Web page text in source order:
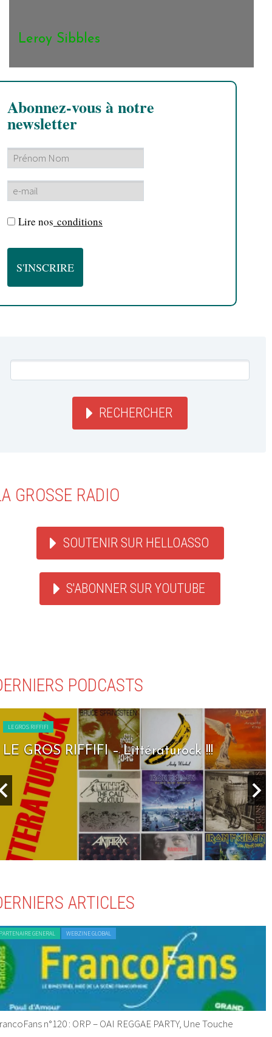
Leroy Sibbles
Abonnez-vous à notre
newsletter
Lire nos conditions
RECHERCHER
GROSSE RADIO
SOUTENIR SUR HELLOASSO
S'ABONNER SUR YOUTUBE
PODCASTS
LE GROS RIFFIFI
LE GROS RIFFIFI – Seven Days To Rock !!!
ARTICLES
GENERAL WEBZINE GLOBAL
n°120 : ORP – OAI REGGAE PARTY, Une Touche